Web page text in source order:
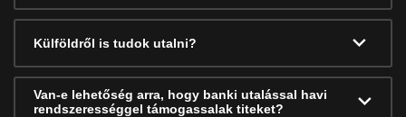
Külföldről is tudok utalni?
Van-e lehetőség arra, hogy banki utalással havi
rendszerességgel támogassalak titeket?